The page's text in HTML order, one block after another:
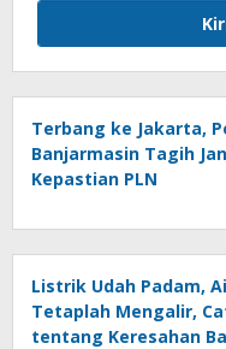
Terbang ke Jakarta,
Banjarmasin Tagih
Kepastian PLN
Listrik Udah Padam,
Tetaplah Mengalir,
tentang Keresahan